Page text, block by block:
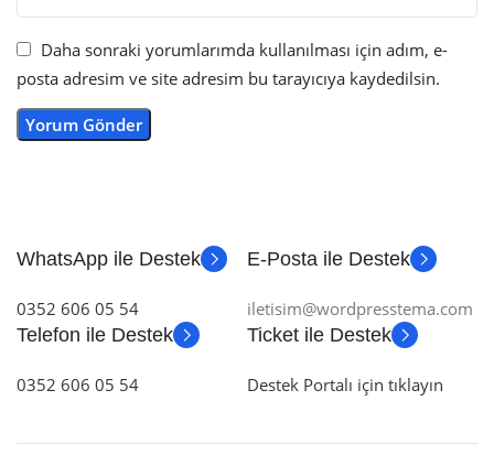
Daha sonraki yorumlarımda kullanılması için adım, e-
posta adresim ve site adresim bu tarayıcıya kaydedilsin.
WhatsApp ile Destek
0352 606 05 54
E-Posta ile Destek
iletisim@wordpresstema.com
Telefon ile Destek
0352 606 05 54
Ticket ile Destek
Destek Portalı için tıklayın